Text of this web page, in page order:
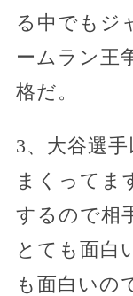
る中でもジ
ームラン王
格だ。
3、大谷選
まくってま
するので相
とても面白
も面白いの